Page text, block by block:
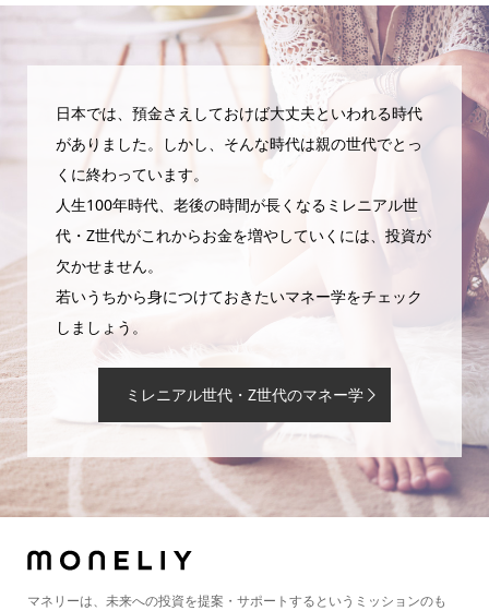
日本では、預金さえしておけば大丈夫といわれる時代
がありました。しかし、そんな時代は親の世代でとっ
くに終わっています。
人生100年時代、老後の時間が長くなるミレニアル世
代・Z世代がこれからお金を増やしていくには、投資が
欠かせません。
若いうちから身につけておきたいマネー学をチェック
しましょう。
ミレニアル世代・Z世代のマネー学
マネリーは、未来への投資を提案・サポートするというミッションのも